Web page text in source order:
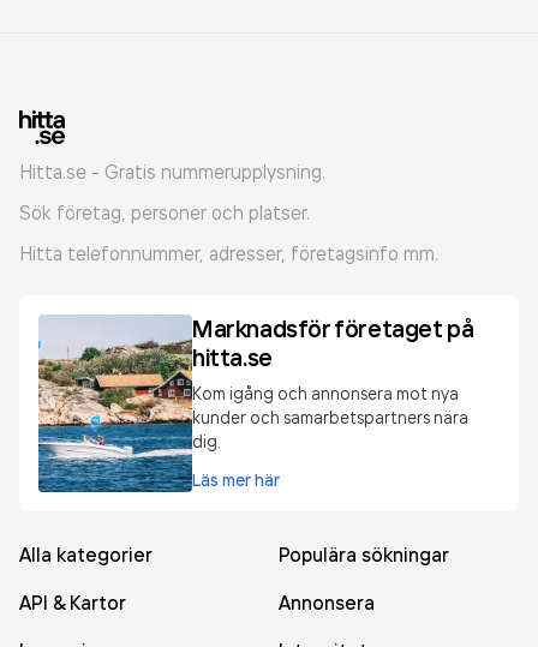
Hitta.se - Gratis nummerupplysning.
Sök företag, personer och platser.
Hitta telefonnummer, adresser, företagsinfo mm.
Marknadsför företaget på
hitta.se
Kom igång och annonsera mot nya
kunder och samarbetspartners nära
dig.
Läs mer här
Alla kategorier
Populära sökningar
API & Kartor
Annonsera